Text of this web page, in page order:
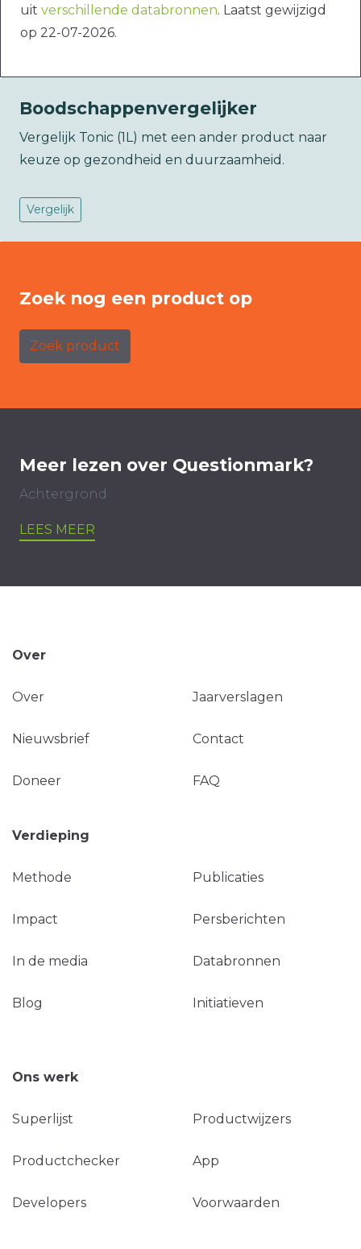
uit verschillende databronnen. Laatst gewijzigd
op 22-07-2026.
Boodschappenvergelijker
Vergelijk Tonic (1L) met een ander product naar
keuze op gezondheid en duurzaamheid.
Vergelijk
Zoek nog een product op
Zoek product
Meer lezen over Questionmark?
Achtergrond
LEES MEER
Over
Over Jaarverslagen
Nieuwsbrief Contact
Doneer FAQ
Verdieping
Methode Publicaties
Impact Persberichten
In de media Databronnen
Blog Initiatieven
Ons werk
Superlijst Productwijzers
Productchecker App
Developers Voorwaarden